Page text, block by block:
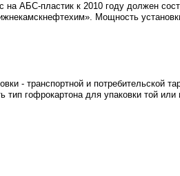
на АБС-пластик к 2010 году должен
Мощность
- транспортной и потребительской
гофрокартона для упаковки той